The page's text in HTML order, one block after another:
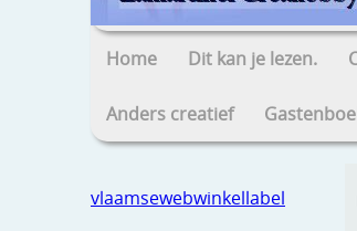
Home Dit kan je lezen.
Anders creatief
vlaamsewebwinkellabel